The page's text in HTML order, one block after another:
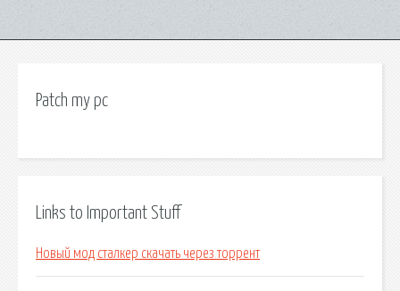
Patch my pc
Links to Important Stuff
Новый мод сталкер скачать через торрент